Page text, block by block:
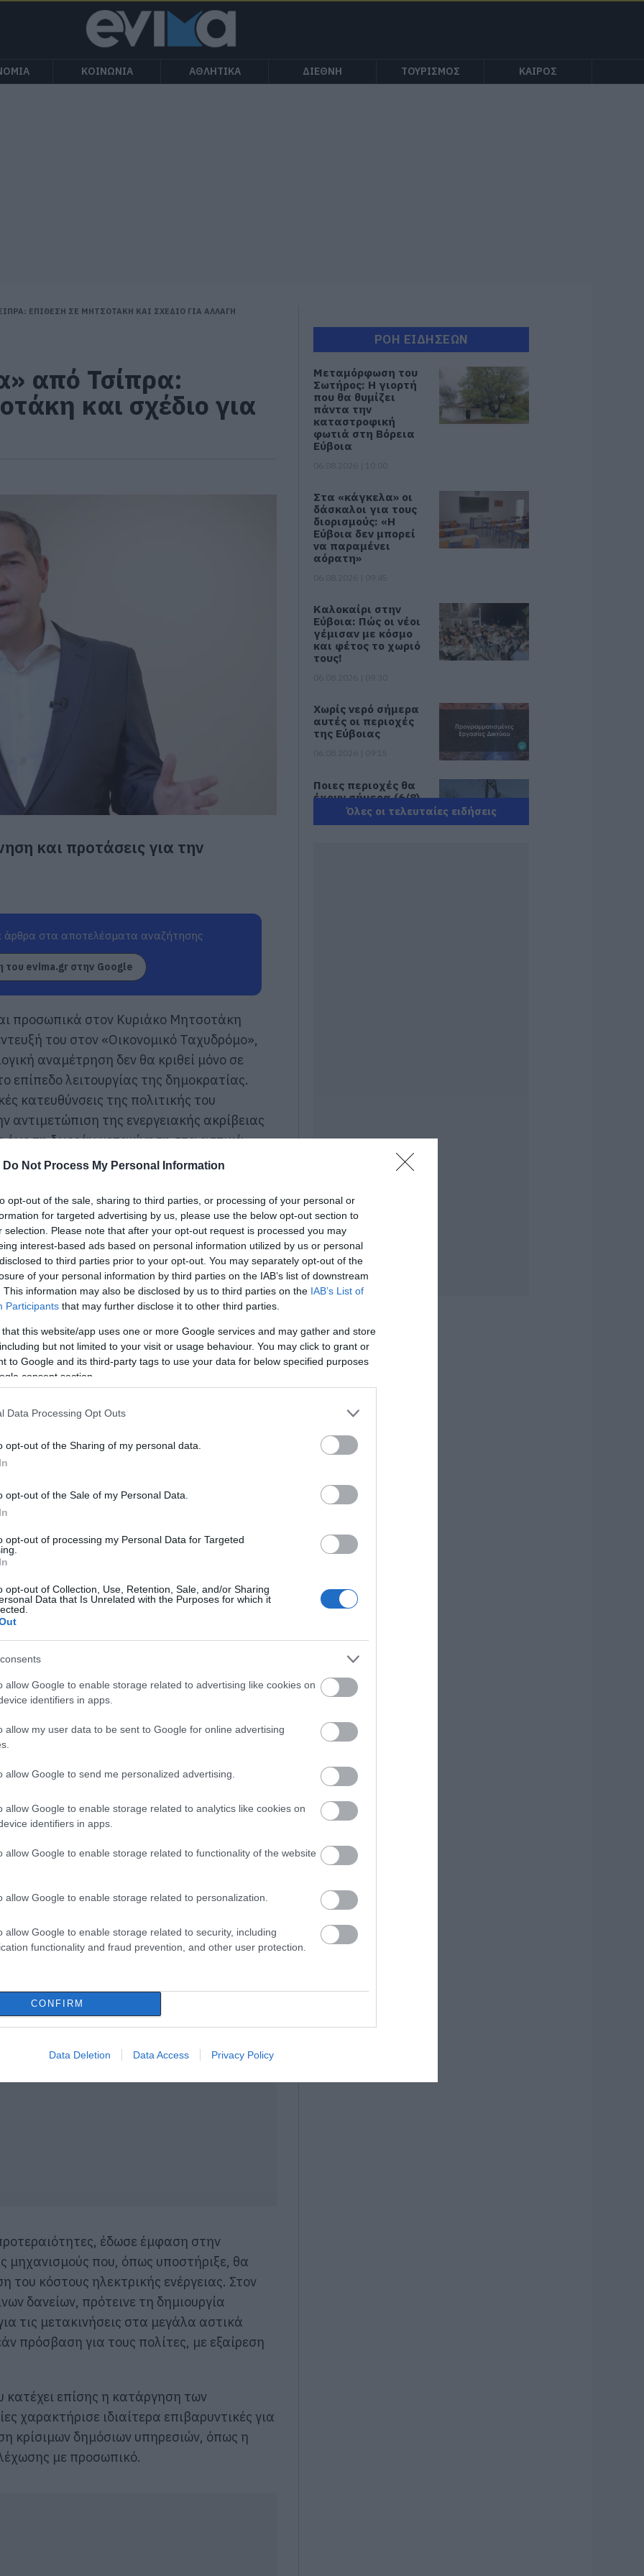
Do Not Process My Personal Information
opt-out of the sale, sharing to third parties, or processing of your personal or
for targeted advertising by us, please use the below opt-out section to
selection. Please note that after your opt-out request is processed you may
interest-based ads based on personal information utilized by us or personal
to third parties prior to your opt-out. You may separately opt-out of the
of your personal information by third parties on the IAB’s list of downstream
This information may also be disclosed by us to third parties on the IAB’s List of
Participants that may further disclose it to other third parties.
that this website/app uses one or more Google services and may gather and store
but not limited to your visit or usage behaviour. You may click to grant or
to Google and its third-party tags to use your data for below specified purposes
consent section.
Data Processing Opt Outs
opt-out of the Sharing of my personal data.
opt-out of the Sale of my Personal Data.
opt-out of processing my Personal Data for Targeted
opt-out of Collection, Use, Retention, Sale, and/or Sharing
Data that Is Unrelated with the Purposes for which it
allow Google to enable storage related to advertising like cookies on
identifiers in apps.
allow my user data to be sent to Google for online advertising
allow Google to send me personalized advertising.
allow Google to enable storage related to analytics like cookies on
identifiers in apps.
allow Google to enable storage related to functionality of the website
allow Google to enable storage related to personalization.
allow Google to enable storage related to security, including
functionality and fraud prevention, and other user protection.
CONFIRM
Data Deletion Data Access Privacy Policy
ΚΟΙΝΩΝΙΑ ΑΘΛΗΤΙΚΑ ΔΙΕΘΝΗ ΤΟΥΡΙΣΜΟΣ ΚΑΙΡΟΣ
ΕΠΙΘΕΣΗ ΣΕ ΜΗΤΣΟΤΑΚΗ ΚΑΙ ΣΧΕΔΙΟ ΓΙΑ ΑΛΛΑΓΗ
από Τσίπρα:
και σχέδιο για
και προτάσεις για την
στα αποτελέσματα αναζήτησης
του evima.gr στην Google
προσωπικά στον Κυριάκο Μητσοτάκη
του στον «Οικονομικό Ταχυδρόμο»,
αναμέτρηση δεν θα κριθεί μόνο σε
επίπεδο λειτουργίας της δημοκρατίας.
κατευθύνσεις της πολιτικής του
αντιμετώπιση της ενεργειακής ακρίβειας
έως τη δωρεάν μετακίνηση στα αστικά
εξετάσεων.
με τον πρωθυπουργό, ο πρώην
που διατυπώθηκαν εις βάρος του,
χάσει το δικαίωμα να διεκδικεί ενεργό
κανέναν κανόνα της δημοκρατίας»,
τη σχετική κριτική και
«ο κ. Μητσοτάκης ούτε πατίνι δεν θα
αλαζονεία από την πλευρά του
πολιτικών αντιπάλων συνιστά,
σχολίασε δηκτικά τη συζήτηση περί
πως «αν υπήρχε εντιμόμετρο, ο
επανέλαβε ότι η οικονομία
για τις εκλογικές εξελίξεις,
the economy, stupid», ωστόσο
είναι ευρύτερο. Όπως είπε, η
επίσης κρίσιμο πεδίο
κοινωνική δυσαρέσκεια δεν αποτυπώνεται
σταθερότητας, υποστηρίζοντας ότι η
επιβεβαιώνει. Παράλληλα, έκανε λόγο για
το δίλημμα «στασιμότητα ή
και εμπειρίες, σημείωσε ότι η
μέσα από τα γεγονότα των τελευταίων
εικόνα για τον τρόπο υλοποίησης
έδωσε έμφαση στην
μηχανισμούς που, όπως υποστήριξε, θα
του κόστους ηλεκτρικής ενέργειας. Στον
δανείων, πρότεινε τη δημιουργία
τις μετακινήσεις στα μεγάλα αστικά
πρόσβαση για τους πολίτες, με εξαίρεση
επίσης η κατάργηση των
χαρακτήρισε ιδιαίτερα επιβαρυντικές για
κρίσιμων δημόσιων υπηρεσιών, όπως η
με προσωπικό.
ΡΟΗ ΕΙΔΗΣΕΩΝ
Μεταμόρφωση του
Σωτήρος: Η γιορτή
που θα θυμίζει
πάντα την
καταστροφική
φωτιά στη Βόρεια
Εύβοια
Στα «κάγκελα» οι
δάσκαλοι για τους
διορισμούς: «Η
Εύβοια δεν μπορεί
να παραμένει
αόρατη»
Καλοκαίρι στην
Εύβοια: Πώς οι νέοι
γέμισαν με κόσμο
και φέτος το χωριό
τους!
Χωρίς νερό σήμερα
αυτές οι περιοχές
της Εύβοιας
Ποιες περιοχές θα
έχουν σήμερα (6/8)
διακοπή ρεύματος
στην Εύβοια
επόμενες ώρες στην
Εύβοια: Δείτε τι
Προσοχή
06.08.2026 | 08:00
Ενισχύεται το ΕΚΑΒ
Μαντουδίου με δύο
ακόμη μόνιμους
διασώστες – Νέο
ασθενοφόρο στον
05.08.2026 | 22:00
Κοριτσάκι βρέθηκε
– Χειροπέδες στον
05.08.2026 | 21:40
Απάτη-σοκ στην
μπαλκόνι» – Έχασε
9.500 ευρώ και
κοσμήματα
προσπέραση πάνω
σε στροφή (βίντεο)
Φωτιά σε
Εύβοια
Η λειτουργία στα
λίγοι οδηγοί
γνωρίζουν και είναι
καλοκαίρι
Όλες οι τελευταίες ειδήσεις